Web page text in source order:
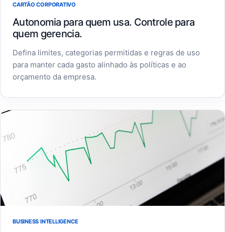
CARTÃO CORPORATIVO
Autonomia para quem usa. Controle para
quem gerencia.
Defina limites, categorias permitidas e regras de uso
para manter cada gasto alinhado às políticas e ao
orçamento da empresa.
BUSINESS INTELLIGENCE